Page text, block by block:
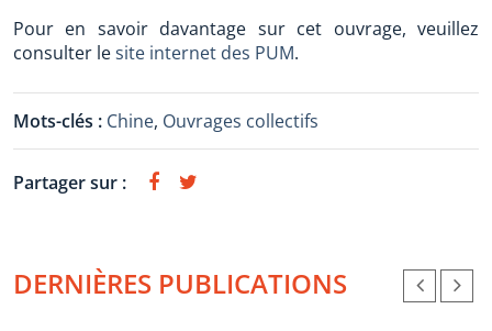
Pour en savoir davantage sur cet ouvrage, veuillez
consulter lesite internet des PUM.
Mots-clés : Chine, Ouvrages collectifs
Partager sur :
DERNIÈRES PUBLICATIONS